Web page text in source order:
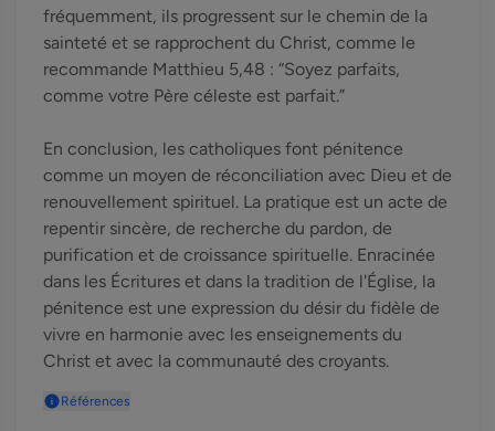
fréquemment, ils progressent sur le chemin de la
sainteté et se rapprochent du Christ, comme le
recommande Matthieu 5,48 : “Soyez parfaits,
comme votre Père céleste est parfait.”
En conclusion, les catholiques font pénitence
comme un moyen de réconciliation avec Dieu et de
renouvellement spirituel. La pratique est un acte de
repentir sincère, de recherche du pardon, de
purification et de croissance spirituelle. Enracinée
dans les Écritures et dans la tradition de l'Église, la
pénitence est une expression du désir du fidèle de
vivre en harmonie avec les enseignements du
Christ et avec la communauté des croyants.
Références